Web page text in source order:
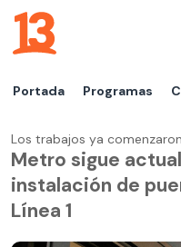
Portada Programas
Los trabajos ya comenzaron
Metro sigue
instalación de
Línea 1